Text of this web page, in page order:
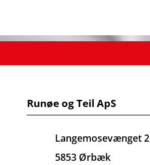
Runøe og Teil ApS
Langemosevænget 2
5853 Ørbæk